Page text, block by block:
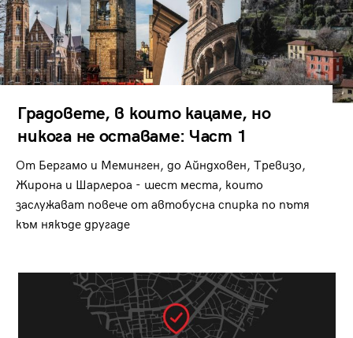
Градовете, в които кацаме, но
никога не оставаме: Част 1
От Бергамо и Меминген, до Айндховен, Тревизо,
Жирона и Шарлероа - шест места, които
заслужават повече от автобусна спирка по пътя
към някъде другаде